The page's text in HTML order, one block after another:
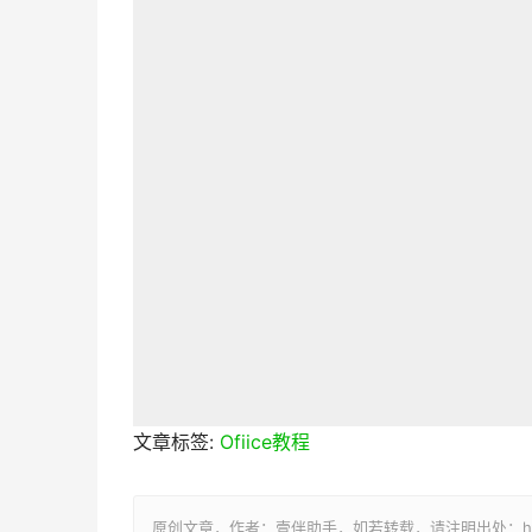
文章标签: Ofiice教程
原创文章，作者：壹伴助手，如若转载，请注明出处